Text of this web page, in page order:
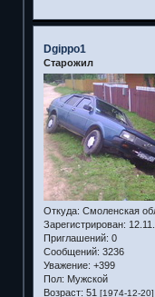
Dgippo1
Старожил
Откуда: Смоленская
Зарегистрирован:
Приглашений: 0
Сообщений: 3236
Уважение: +399
Пол: Мужской
Возраст: 51 [1974-12-20]